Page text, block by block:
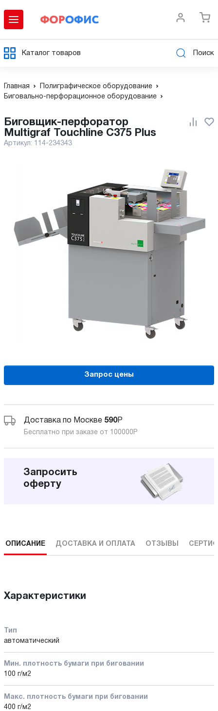
Каталог товаров Поиск
Главная
Полиграфическое оборудование
Биговально-перфорационное оборудование
Биговщик-перфоратор
Multigraf Touchline C375 Plus
Артикул: 114-234343
Запрос цены
Доставка по Москве 590Р
Бесплатно при заказе от 100000 Р
Запросить
оферту
ОПИСАНИЕ ДОСТАВКА И ОПЛАТА ОТЗЫВЫ
Характеристики
Тип
автоматический
Мин. плотность бумаги при биговании
100 г/м2
Макс. плотность бумаги при биговании
400 г/м2